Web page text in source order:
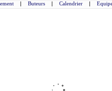
| Buteurs | Calendrier |